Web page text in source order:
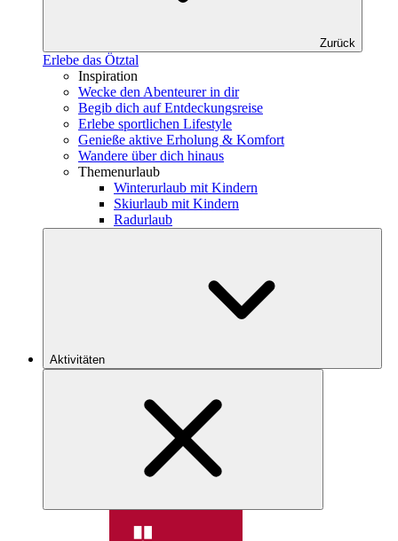
Zurück
Erlebe das Ötztal
Inspiration
Wecke den Abenteurer in dir
Begib dich auf Entdeckungsreise
Erlebe sportlichen Lifestyle
Genieße aktive Erholung & Komfort
Wandere über dich hinaus
Themenurlaub
Winterurlaub mit Kindern
Skiurlaub mit Kindern
Radurlaub
Aktivitäten